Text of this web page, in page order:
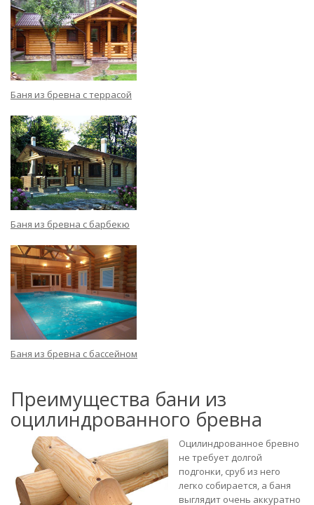
Баня из бревна с террасой
Баня из бревна с барбекю
Баня из бревна с бассейном
Преимущества бани из
оцилиндрованного бревна
Оцилиндрованное бревно
не требует долгой
подгонки, сруб из него
легко собирается, а баня
выглядит очень аккуратно